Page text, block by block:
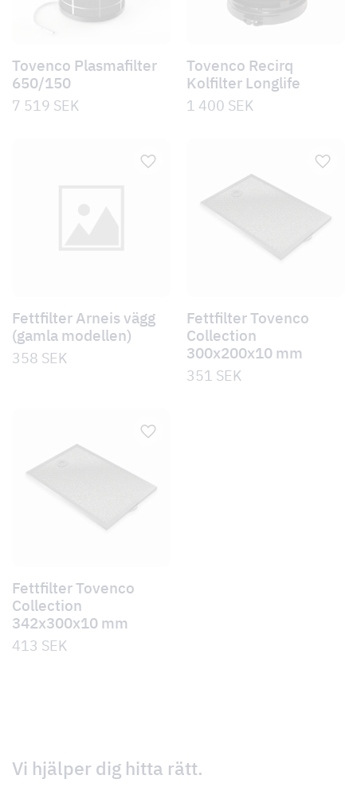
Tovenco Plasmafilter
650/150
7 519 SEK
Tovenco Recirq
Kolfilter Longlife
1 400 SEK
Fettfilter Arneis vägg
(gamla modellen)
358 SEK
Fettfilter Tovenco
Collection
300x200x10 mm
351 SEK
Fettfilter Tovenco
Collection
342x300x10 mm
413 SEK
Vi hjälper dig hitta rätt.